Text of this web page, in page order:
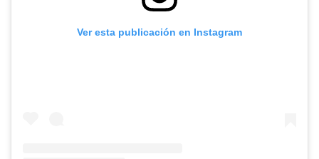
Ver esta publicación en Instagram